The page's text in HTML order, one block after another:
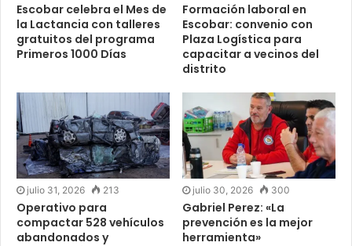
Escobar celebra el Mes de
la Lactancia con talleres
gratuitos del programa
Primeros 1000 Días
Formación laboral en
Escobar: convenio con
Plaza Logística para
capacitar a vecinos del
distrito
julio 31, 2026 213
Operativo para
compactar 528 vehículos
abandonados y
julio 30, 2026 300
Gabriel Perez: «La
prevención es la mejor
herramienta»